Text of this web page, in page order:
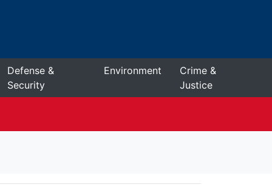
Defense &
Security
Environment
Crime &
Justice